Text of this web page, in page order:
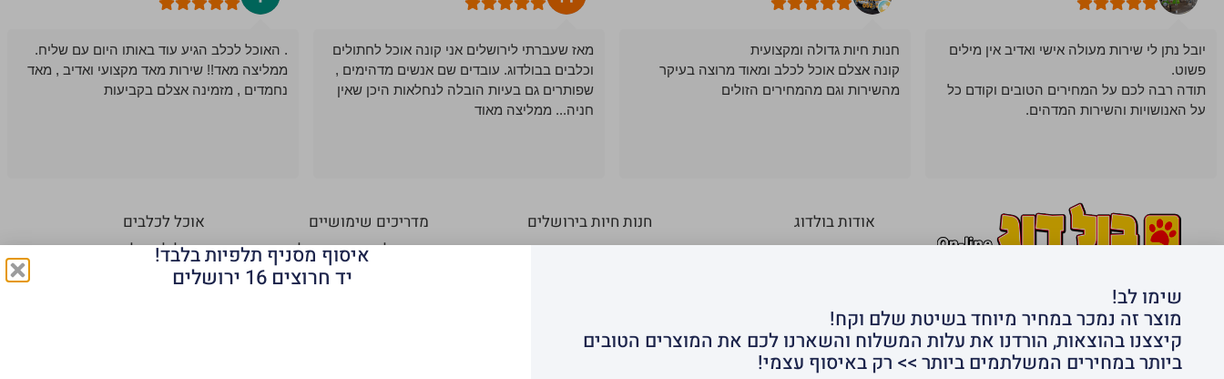
יובל נתן לי שירות מעולה אישי ואדיב אין מילים
פשוט.
תודה רבה לכם על המחירים הטובים וקודם כל
על האנושויות והשירות המדהים.
חנות חיות גדולה ומקצועית
קונה אצלם אוכל לכלב ומאוד מרוצה בעיקר
מהשירות וגם מהמחירים הזולים
מאז שעברתי לירושלים אני קונה אוכל לחתולים
וכלבים בבולדוג. עובדים שם אנשים מדהימים ,
שפותרים גם בעיות הובלה לנחלאות היכן שאין
חניה... ממליצה מאוד
. האוכל לכלב הגיע עוד באותו היום עם שליח.
ממליצה מאד!! שירות מאד מקצועי ואדיב , מאד
נחמדים , מזמינה אצלם בקביעות
אזורים חריגים 1-7 ימי עסקים | שעות פעילות: א׳-ה׳
9:00-21:00, ימי ו׳ וחגים 9:00-15:00.
אודות בולדוג
צור קשר
דרושים
שעות פתיחה
חנות חיות בירושלים
חנות חיות ברחובות
חנות חיות בגבעת זאב
מדריכים שימושיים
סוגי כלבים – גזעי כלבים
מדריך סוגי דגים
אוכל לכלבים
אוכל לחתולים
אוכל למכרסמים
שימו לב!
מוצר זה נמכר במחיר מיוחד בשיטת שלם וקח!
קיצצנו בהוצאות, הורדנו את עלות המשלוח והשארנו לכם את המוצרים הטובים
ביותר במחירים המשלתמים ביותר >> רק באיסוף עצמי!
איסוף מסניף תלפיות בלבד!
יד חרוצים 16 ירושלים